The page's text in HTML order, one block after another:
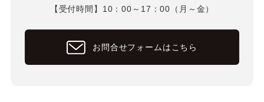
【受付時間】10：00～17：00（月～金）
お問合せフォームはこちら